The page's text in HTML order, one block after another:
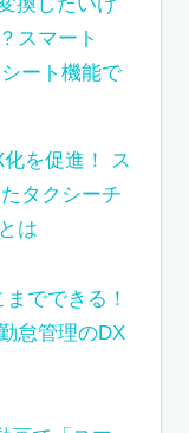
スマート
ート機能で
を促進！ ス
タクシーチ
は
でできる！
怠管理のDX